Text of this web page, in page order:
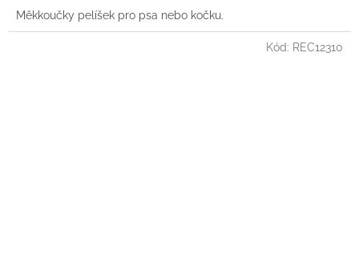
Měkkoučky pelíšek pro psa nebo kočku.
Kód: REC12310